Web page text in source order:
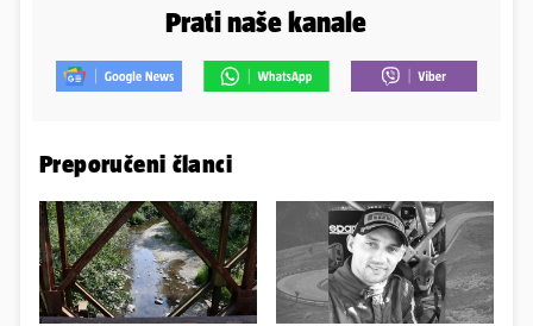
Prati naše kanale
Preporučeni članci